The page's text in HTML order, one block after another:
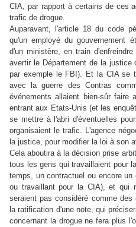
CIA, par rapport à certains de ces
trafic de drogue.
Auparavant, l'article 18 du code
qu'un employé du gouvernement
d'un ministère, en train
avertir le Département de la
par exemple le FBI). Et la CIA se
avec la guerre des Contras
événements allaient bien-sûr faire
entrant aux Etats-Unis (et les
se mettre à l'abri d'éventuelles
organisaient le trafic. L'agence
la justice, pour modifier la loi à son
Cela aboutira à la décision prise
tous les gens qui travaillaient pour
temps, un contractuel ou encore
ou travaillant pour la CIA), et qui
seraient pas considéré comme
la ratification d'une note, qui
concernant la drogue ne fera plus